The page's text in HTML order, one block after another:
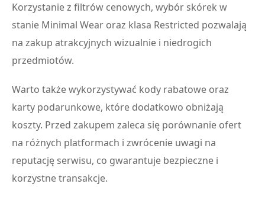
Korzystanie z filtrów cenowych, wybór skórek w
stanie Minimal Wear oraz klasa Restricted pozwalają
na zakup atrakcyjnych wizualnie i niedrogich
przedmiotów.
Warto także wykorzystywać kody rabatowe oraz
karty podarunkowe, które dodatkowo obniżają
koszty. Przed zakupem zaleca się porównanie ofert
na różnych platformach i zwrócenie uwagi na
reputację serwisu, co gwarantuje bezpieczne i
korzystne transakcje.